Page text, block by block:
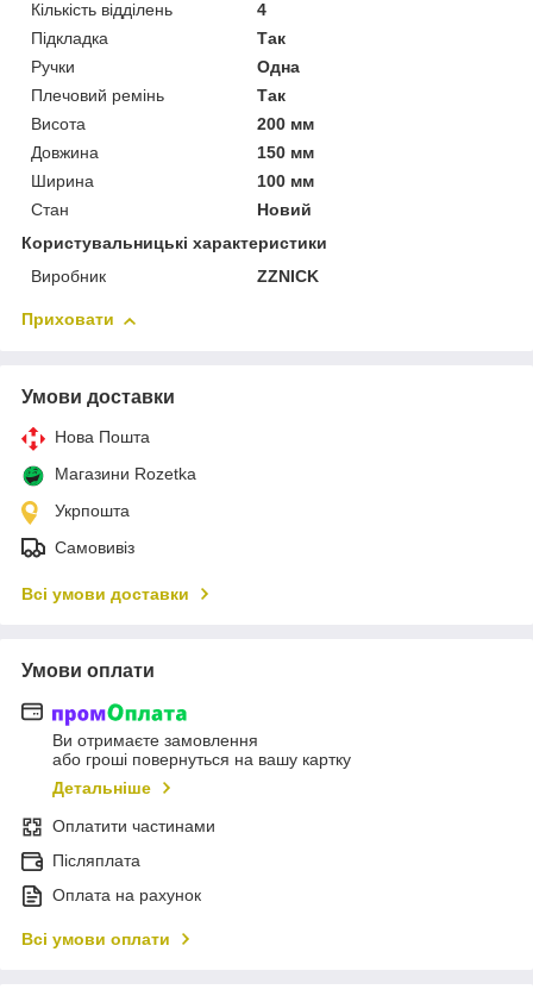
Кількість відділень
4
Підкладка
Так
Ручки
Одна
Плечовий ремінь
Так
Висота
200 мм
Довжина
150 мм
Ширина
100 мм
Стан
Новий
Користувальницькі характеристики
Виробник
ZZNICK
Приховати
Умови доставки
Нова Пошта
Магазини Rozetka
Укрпошта
Самовивіз
Всі умови доставки
Умови оплати
Ви отримаєте замовлення
або гроші повернуться на вашу картку
Детальніше
Оплатити частинами
Післяплата
Оплата на рахунок
Всі умови оплати